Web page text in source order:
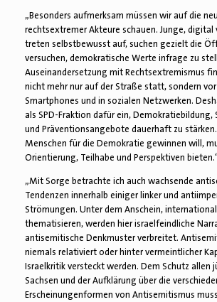
„Besonders aufmerksam müssen wir auf die
rechtsextremer Akteure schauen. Junge, digital
treten selbstbewusst auf, suchen gezielt die
versuchen, demokratische Werte infrage zu
Auseinandersetzung mit Rechtsextremismus
nicht mehr nur auf der Straße statt, sondern
Smartphones und in sozialen Netzwerken.
als SPD-Fraktion dafür ein, Demokratiebildung,
und Präventionsangebote dauerhaft zu
Menschen für die Demokratie gewinnen will,
Orientierung, Teilhabe und Perspektiven
„Mit Sorge betrachte ich auch wachsende
Tendenzen innerhalb einiger linker und
Strömungen. Unter dem Anschein,
thematisieren, werden hier israelfeindliche
antisemitische Denkmuster verbreitet.
niemals relativiert oder hinter vermeintlicher
Israelkritik versteckt werden. Dem Schutz allen
Sachsen und der Aufklärung über die
Erscheinungenformen von Antisemitismus